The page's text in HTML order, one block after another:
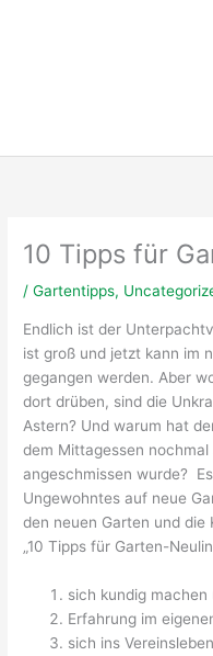
10 Tipps für
/Gartentipps,
Endlich ist der
ist groß und jetzt kann im
gegangen werden. Aber
dort drüben, sind die
Astern? Und warum hat
dem Mittagessen
angeschmissen wurde?
Ungewohntes auf neue
den neuen Garten und die
„10 Tipps für Garten-
sich kundig
Erfahrung im
sich ins